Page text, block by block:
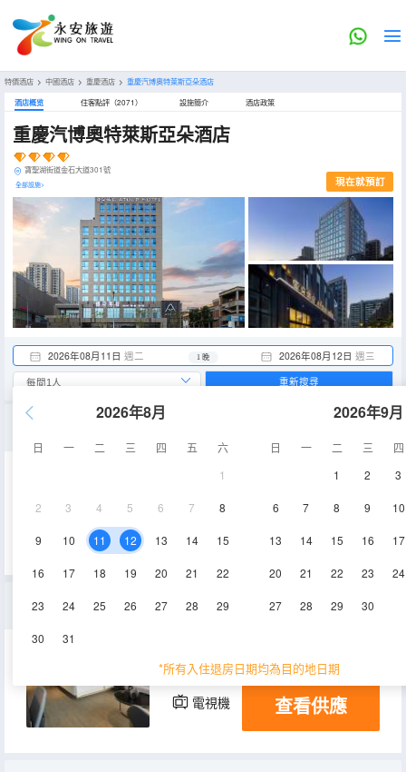
特價酒店 > 中國酒店 > 重慶酒店 > 重慶汽博奧特萊斯亞朵酒店
酒店概览 住客點評（2071） 設施簡介 酒店政策
重慶汽博奧特萊斯亞朵酒店
寶聖湖街道金石大道301號
全部設施> 現在就預訂
2026年08月11日 週二 2026年08月12日 週三
1 晚
2026年8月
日 一 二 三 四 五
六
1
2 3 4 5 6 7 8
9 10 11 12 13 14 15
16 17 18 19 20 21 22
23 24 25 26 27 28 29
30 31
2026年9月
日 一 二 三
四
1
2 3
6 7 8 9 10
13 14 15 16 17
20 21 22 23 24
27 28 29 30
*所有入住退房日期均為目的地日期
重新搜尋
27-30㎡ 空調
28-33㎡ 6-12層
電視機 冰箱
查看供應